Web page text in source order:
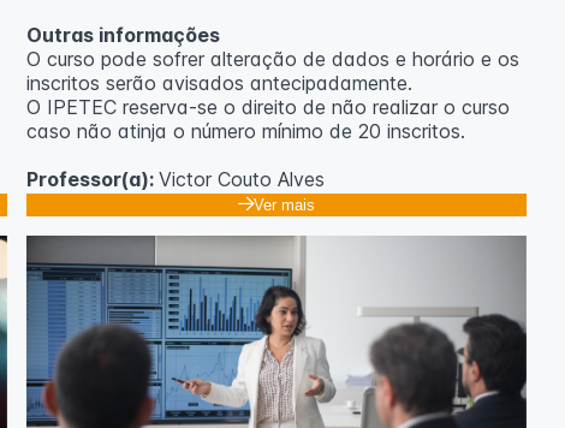
Outras informações
O curso pode sofrer alteração de dados e horário e os
inscritos serão avisados ​​antecipadamente.
O IPETEC reserva-se o direito de não realizar o curso
caso não atinja o número mínimo de 20 inscritos.
Professor(a): Victor Couto Alves
Ver mais